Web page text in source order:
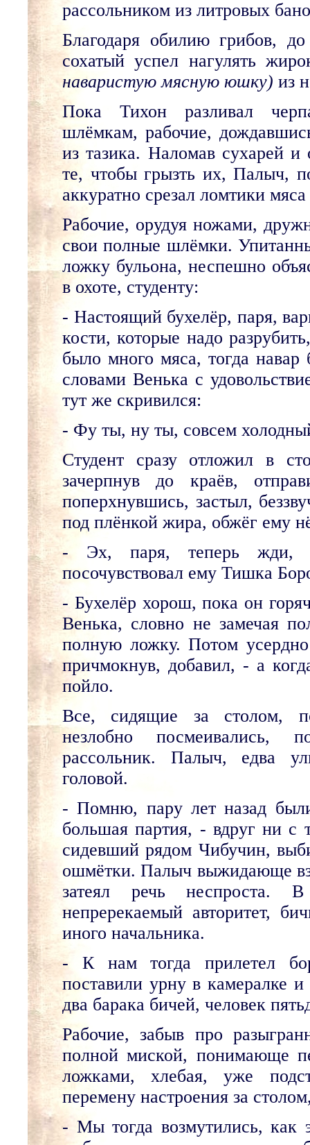
рассольником из литровых
Благодаря обилию грибов,
сохатый успел нагулять
наваристую мясную юшку) из
Пока Тихон разливал
шлёмкам, рабочие,
из тазика. Наломав сухарей
те, чтобы грызть их, Палыч,
аккуратно срезал ломтики
Рабочие, орудуя ножами,
свои полные шлёмки.
ложку бульона, неспешно
в охоте, студенту:
- Настоящий бухелёр, паря,
кости, которые надо
было много мяса, тогда навар
словами Венька с
тут же скривился:
- Фу ты, ну ты, совсем
Студент сразу отложил в
зачерпнув до краёв,
поперхнувшись, застыл,
под плёнкой жира, обжёг ему
- Эх, паря, теперь жди,
посочувствовал ему Тишка
- Бухелёр хорош, пока он
Венька, словно не замечая
полную ложку. Потом
причмокнув, добавил, - а
пойло.
Все, сидящие за столом,
незлобно посмеивались,
рассольник. Палыч, едва
головой.
- Помню, пару лет назад
большая партия, - вдруг ни с
сидевший рядом Чибучин,
ошмётки. Палыч выжидающе
затеял речь неспроста.
непререкаемый авторитет,
иного начальника.
- К нам тогда прилетел
поставили урну в камералке
два барака бичей, человек
Рабочие, забыв про
полной миской, понимающе
ложками, хлебая, уже
перемену настроения за
- Мы тогда возмутились, как